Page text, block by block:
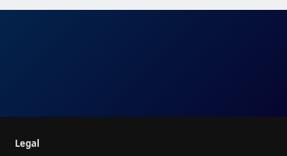
Legal